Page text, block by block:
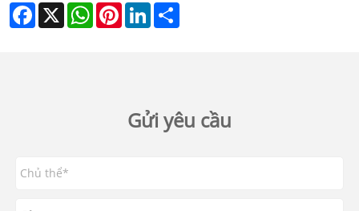
Facebook
X WhatsAppPinterestLinkedIn
Gửi yêu cầu